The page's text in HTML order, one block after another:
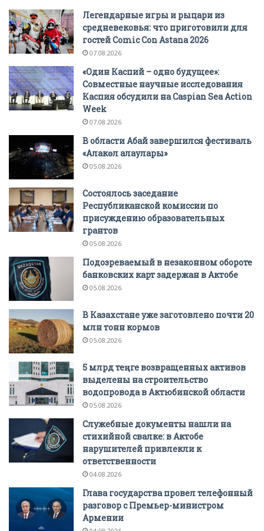
Легендарные игры и рыцари из
средневековья: что приготовили для
гостей Comic Con Astana 2026
07.08.2026
«Один Каспий – одно будущее»:
Совместные научные исследования
Каспия обсудили на Caspian Sea Action
Week
07.08.2026
В области Абай завершился фестиваль
«Алакөл алаулары»
05.08.2026
Состоялось заседание
Республиканской комиссии по
присуждению образовательных
грантов
05.08.2026
Подозреваемый в незаконном обороте
банковских карт задержан в Актобе
05.08.2026
В Казахстане уже заготовлено почти 20
млн тонн кормов
05.08.2026
5 млрд теңге возвращенных активов
выделены на строительство
водопровода в Актюбинской области
05.08.2026
Служебные документы нашли на
стихийной свалке: в Актобе
нарушителей привлекли к
ответственности
04.08.2026
Глава государства провел телефонный
разговор с Премьер-министром
Армении